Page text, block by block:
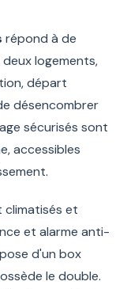
répond à de
logements,
départ
désencombrer
sécurisés sont
accessibles
et
et alarme anti-
d'un box
le double.